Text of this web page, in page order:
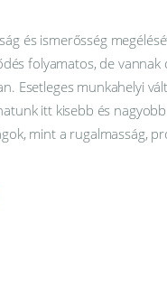
és ismerősség
folyamatos, de
Esetleges munkahelyi
itt kisebb és
mint a rugalmasság,